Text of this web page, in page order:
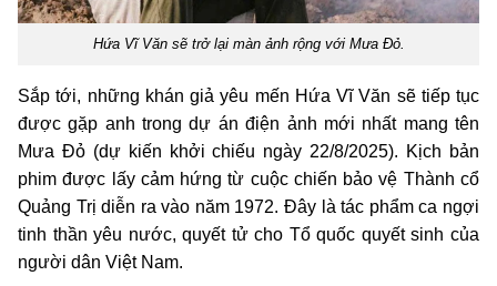
Hứa Vĩ Văn sẽ trở lại màn ảnh rộng với Mưa Đỏ.
Sắp tới, những khán giả yêu mến Hứa Vĩ Văn sẽ tiếp tục
được gặp anh trong dự án điện ảnh mới nhất mang tên
Mưa Đỏ (dự kiến khởi chiếu ngày 22/8/2025). Kịch bản
phim được lấy cảm hứng từ cuộc chiến bảo vệ Thành cổ
Quảng Trị diễn ra vào năm 1972. Đây là tác phẩm ca ngợi
tinh thần yêu nước, quyết tử cho Tổ quốc quyết sinh của
người dân Việt Nam.